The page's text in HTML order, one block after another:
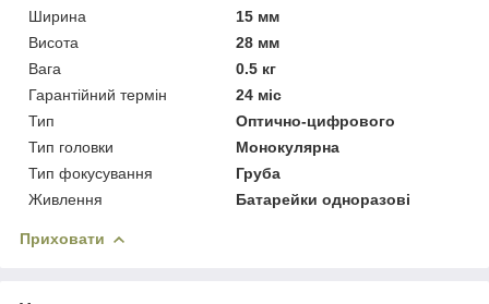
Ширина
15 мм
Висота
28 мм
Вага
0.5 кг
Гарантійний термін
24 міс
Тип
Оптично-цифрового
Тип головки
Монокулярна
Тип фокусування
Груба
Живлення
Батарейки одноразові
Приховати